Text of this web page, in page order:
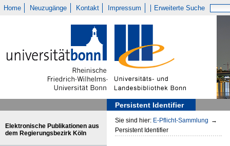
Home Neuzugänge Kontakt Impressum Erweiterte Suche
Persistent Identifier
Elektronische Publikationen aus
dem Regierungsbezirk Köln
Sie sind hier: E-Pflicht-Sammlung →
Persistent Identifier